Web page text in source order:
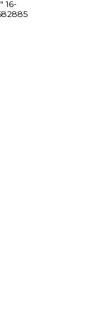
16-